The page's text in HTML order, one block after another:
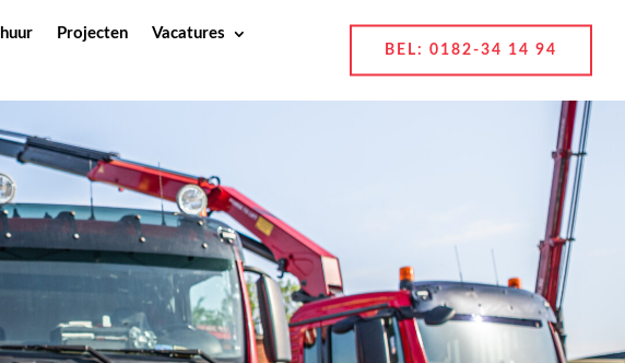
Projecten
Vacatures
BEL: 0182-34 14 94